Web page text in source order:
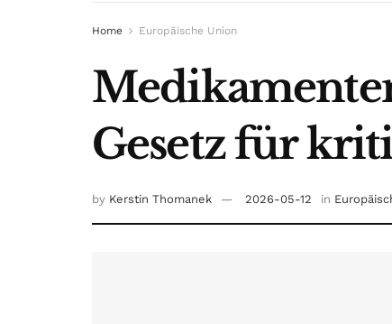
Home Europäische Union
Gesetz für
by Kerstin Thomanek 2026-05-12 in